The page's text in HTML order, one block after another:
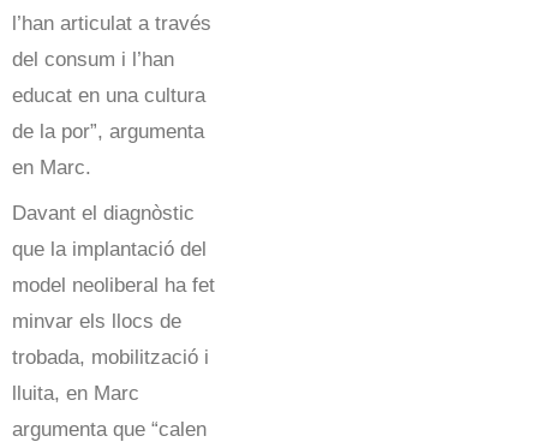
l’han articulat a través
del consum i l’han
educat en una cultura
de la por”, argumenta
en Marc.
Davant el diagnòstic
que la implantació del
model neoliberal ha fet
minvar els llocs de
trobada, mobilització i
lluita, en Marc
argumenta que “calen